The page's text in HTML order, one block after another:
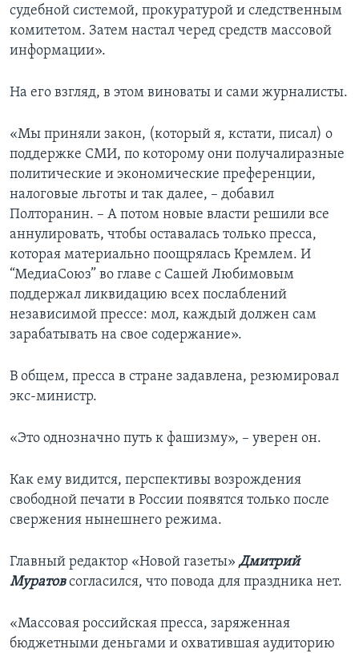
судебной системой, прокуратурой и следственным
комитетом. Затем настал черед средств массовой
информации».
На его взгляд, в этом виноваты и сами журналисты.
«Мы приняли закон, (который я, кстати, писал) о
поддержке СМИ, по которому они получалиразные
политические и экономические преференции,
налоговые льготы и так далее, – добавил
Полторанин. – А потом новые власти решили все
аннулировать, чтобы оставалась только пресса,
которая материально поощрялась Кремлем. И
“МедиаСоюз” во главе с Сашей Любимовым
поддержал ликвидацию всех послаблений
независимой прессе: мол, каждый должен сам
зарабатывать на свое содержание».
В общем, пресса в стране задавлена, резюмировал
экс-министр.
«Это однозначно путь к фашизму», – уверен он.
Как ему видится, перспективы возрождения
свободной печати в России появятся только после
свержения нынешнего режима.
Главный редактор «Новой газеты» Дмитрий
Муратовсогласился, что повода для праздника нет.
«Массовая российская пресса, заряженная
бюджетными деньгами и охватившая аудиторию